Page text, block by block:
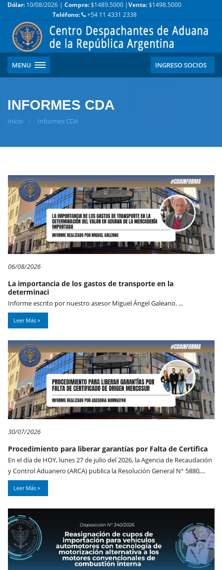
Dólar: 10/08/2026 | Compra:$1489.5000 |Venta:$1498.5000
Teléfono:
+54 11 4331 2338
MENU INGRESO SOCIOS
INFORMES CDA
Inicio Informes CDA
06/08/2026
La importancia de los gastos de transporte en la
determinaci
Informe escrito por nuestro asesor Miguel Ángel Galeano. ...
Leer Más
30/07/2026
Procedimiento para liberar garantías por Falta de Certifica
En el día de HOY, lunes 27 de julio del 2026, la Agencia de Recaudación
y Control Aduanero (ARCA) publica la Resolución General N° 5880,...
Leer Más